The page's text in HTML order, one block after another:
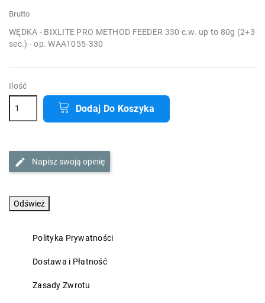
Brutto
WĘDKA - BIXLITE PRO METHOD FEEDER 330 c.w. up to 80g (2+3
sec.) - op. WAA1055-330
Ilość
Dodaj Do Koszyka
Napisz swoją opinię
Polityka Prywatności
Dostawa i Płatność
Zasady Zwrotu